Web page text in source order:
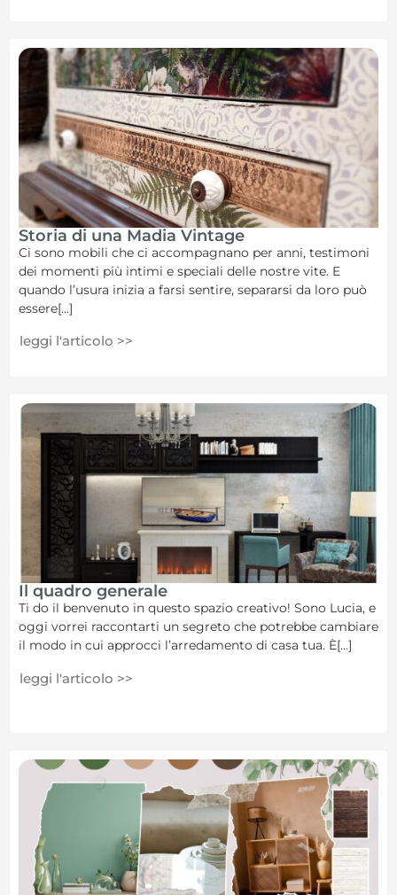
Storia di una Madia Vintage
Ci sono mobili che ci accompagnano per anni, testimoni
dei momenti più intimi e speciali delle nostre vite. E
quando l’usura inizia a farsi sentire, separarsi da loro può
essere[...]
leggi l'articolo >>
Il quadro generale
Ti do il benvenuto in questo spazio creativo! Sono Lucia, e
oggi vorrei raccontarti un segreto che potrebbe cambiare
il modo in cui approcci l’arredamento di casa tua. È[...]
leggi l'articolo >>